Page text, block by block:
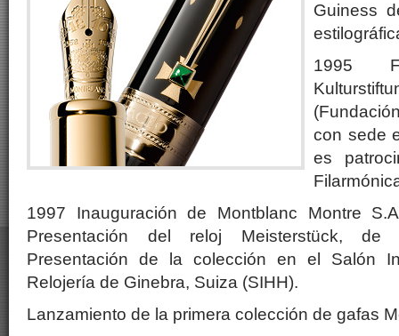
Guiness
1995
con sede
es
1997 Inauguración de Montblanc Montre
Presentación del reloj Meisterstück, de
Presentación de la colección en el Salón
Relojería de Ginebra, Suiza (SIHH).
Lanzamiento de la primera colección de gafas